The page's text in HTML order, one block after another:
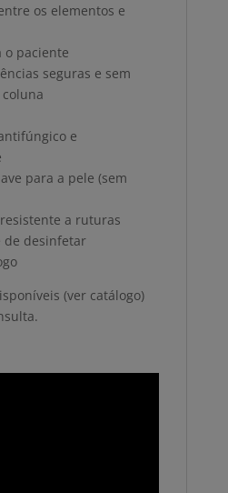
os elementos e
o paciente
seguras e sem
e
para a pele (sem
a ruturas
de desinfetar
(ver catálogo)